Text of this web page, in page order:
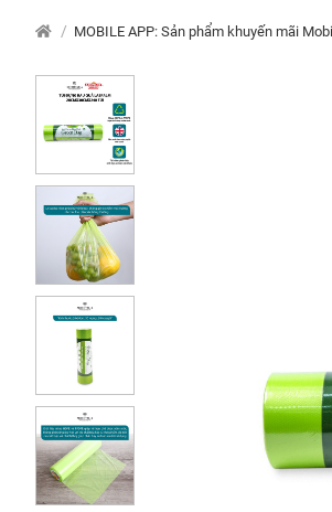
MOBILE APP: Sản phẩm khuyến mãi